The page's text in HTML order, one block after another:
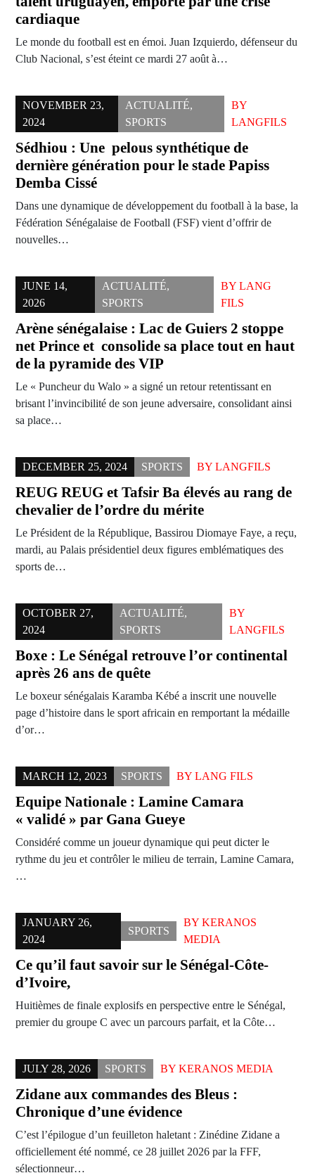
cardiaque
Le monde du football est en émoi. Juan Izquierdo, défenseur du
Club Nacional, s’est éteint ce mardi 27 août à…
NOVEMBER 23,
2024
ACTUALITÉ,
SPORTS
BY
LANGFILS
Sédhiou : Une pelous synthétique de
dernière génération pour le stade Papiss
Demba Cissé
Dans une dynamique de développement du football à la base, la
Fédération Sénégalaise de Football (FSF) vient d’offrir de
nouvelles…
JUNE 14,
2026
ACTUALITÉ,
SPORTS
BYLANG
FILS
Arène sénégalaise : Lac de Guiers 2 stoppe
net Prince et consolide sa place tout en haut
de la pyramide des VIP
Le « Puncheur du Walo » a signé un retour retentissant en
brisant l’invincibilité de son jeune adversaire, consolidant ainsi
sa place…
DECEMBER 25, 2024 SPORTS BY LANGFILS
REUG REUG et Tafsir Ba élevés au rang de
chevalier de l’ordre du mérite
Le Président de la République, Bassirou Diomaye Faye, a reçu,
mardi, au Palais présidentiel deux figures emblématiques des
sports de…
OCTOBER 27,
2024
ACTUALITÉ,
SPORTS
BY
LANGFILS
Boxe : Le Sénégal retrouve l’or continental
après 26 ans de quête
Le boxeur sénégalais Karamba Kébé a inscrit une nouvelle
page d’histoire dans le sport africain en remportant la médaille
d’or…
MARCH 12, 2023 SPORTS BY LANG FILS
Equipe Nationale : Lamine Camara
« validé » par Gana Gueye
Considéré comme un joueur dynamique qui peut dicter le
rythme du jeu et contrôler le milieu de terrain, Lamine Camara,
…
JANUARY 26,
2024
SPORTS
BY KERANOS
MEDIA
Ce qu’il faut savoir sur le Sénégal-Côte-
d’Ivoire,
Huitièmes de finale explosifs en perspective entre le Sénégal,
premier du groupe C avec un parcours parfait, et la Côte…
JULY 28, 2026 SPORTS BY KERANOS MEDIA
Zidane aux commandes des Bleus :
Chronique d’une évidence
C’est l’épilogue d’un feuilleton haletant : Zinédine Zidane a
officiellement été nommé, ce 28 juillet 2026 par la FFF,
sélectionneur…